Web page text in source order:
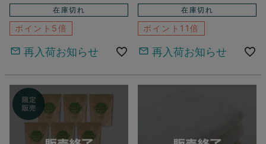
在庫切れ
ポイント5倍
再入荷お知らせ
在庫切れ
ポイント11倍
再入荷お知らせ